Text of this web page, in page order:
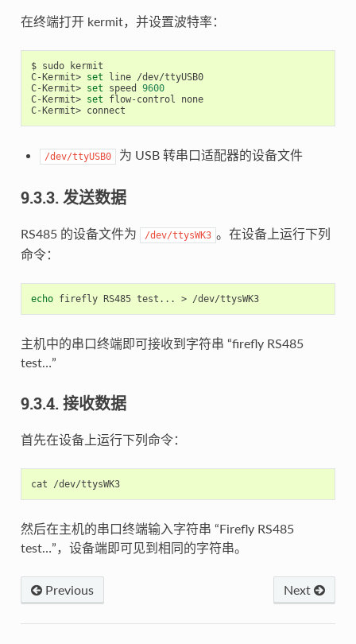
在终端打开 kermit，并设置波特率：
$ sudo kermit
C-Kermit> set line /dev/ttyUSB0
C-Kermit> set speed 9600
C-Kermit> set flow-control none
/dev/ttyUSB0 为 USB 转串口适配器的设备文件
9.3.3. 发送数据
RS485 的设备文件为 /dev/ttysWK3 。在设备上运行下列
命令：
echo firefly RS485 test... > /dev/ttysWK3
主机中的串口终端即可接收到字符串 “firefly RS485
test…”
9.3.4. 接收数据
首先在设备上运行下列命令：
cat /dev/ttysWK3
然后在主机的串口终端输入字符串 “Firefly RS485
test…”，设备端即可见到相同的字符串。
Next
Previous